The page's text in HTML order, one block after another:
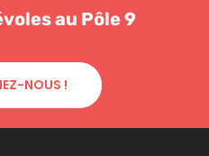
au Pôle 9
NOUS !